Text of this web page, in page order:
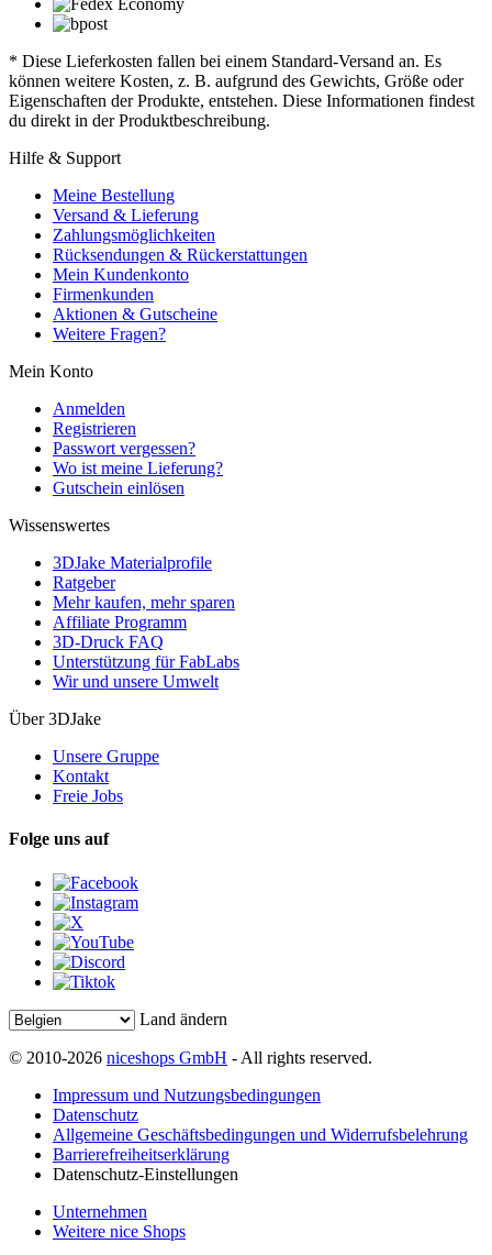
* Diese Lieferkosten fallen bei einem Standard-Versand an. Es
können weitere Kosten, z. B. aufgrund des Gewichts, Größe oder
Eigenschaften der Produkte, entstehen. Diese Informationen findest
du direkt in der Produktbeschreibung.
Hilfe & Support
Meine Bestellung
Versand & Lieferung
Zahlungsmöglichkeiten
Rücksendungen & Rückerstattungen
Mein Kundenkonto
Firmenkunden
Aktionen & Gutscheine
Weitere Fragen?
Mein Konto
Anmelden
Registrieren
Passwort vergessen?
Wo ist meine Lieferung?
Gutschein einlösen
Wissenswertes
3DJake Materialprofile
Ratgeber
Mehr kaufen, mehr sparen
Affiliate Programm
3D-Druck FAQ
Unterstützung für FabLabs
Wir und unsere Umwelt
Über 3DJake
Unsere Gruppe
Kontakt
Freie Jobs
Folge uns auf
Land ändern
© 2010-2026 niceshops GmbH - All rights reserved.
Impressum und Nutzungsbedingungen
Datenschutz
Allgemeine Geschäftsbedingungen und Widerrufsbelehrung
Barrierefreiheitserklärung
Datenschutz-Einstellungen
Unternehmen
Weitere nice Shops